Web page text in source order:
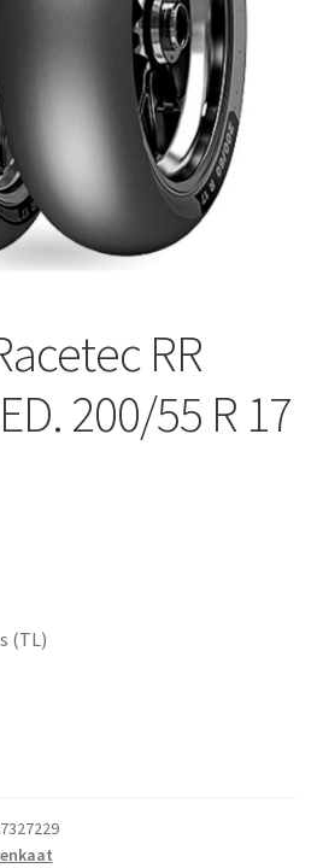
RR
200/55 R 17
(TL)